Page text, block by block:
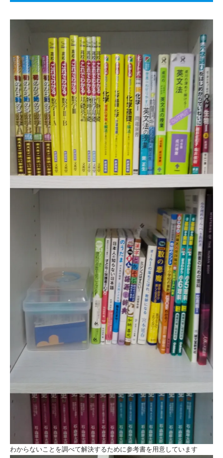
わからないことを調べて解決するために参考書を用意しています